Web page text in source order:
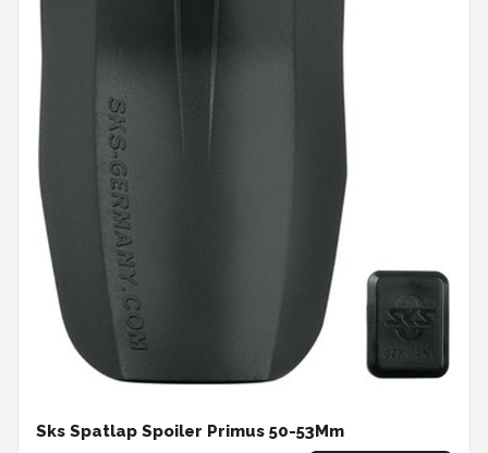
Sks Spatlap Spoiler Primus 50-53Mm